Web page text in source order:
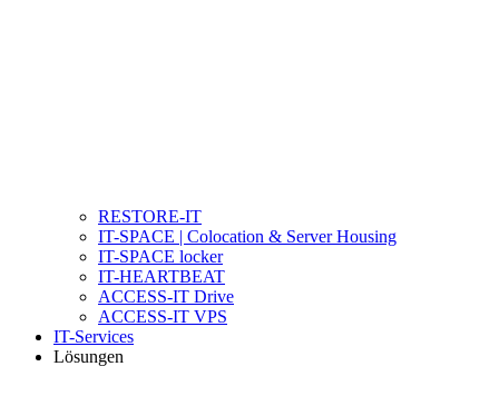
RESTORE-IT
IT-SPACE | Colocation & Server Housing
IT-SPACE locker
IT-HEARTBEAT
ACCESS-IT Drive
ACCESS-IT VPS
IT-Services
Lösungen